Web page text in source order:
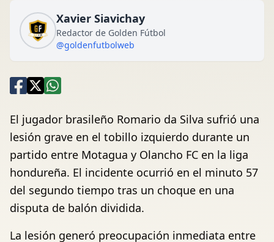
Xavier Siavichay
Redactor de Golden Fútbol
@goldenfutbolweb
El jugador brasileño Romario da Silva sufrió una
lesión grave en el tobillo izquierdo durante un
partido entre Motagua y Olancho FC en la liga
hondureña. El incidente ocurrió en el minuto 57
del segundo tiempo tras un choque en una
disputa de balón dividida.
La lesión generó preocupación inmediata entre